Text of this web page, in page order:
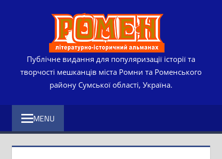
Публічне видання для популяризації історії та
творчості мешканців міста Ромни та Роменського
району Сумської області, Україна.
MENU